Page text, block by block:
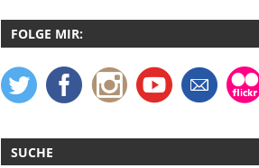
FOLGE MIR:
SUCHE